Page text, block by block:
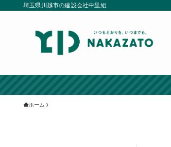
埼玉県川越市の建設会社中里組
ホーム